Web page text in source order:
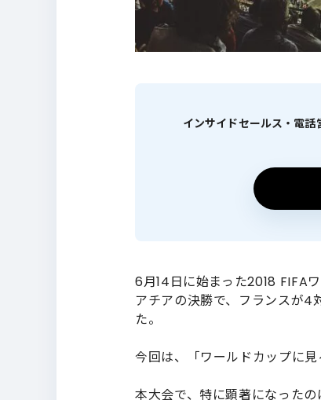
インサイドセールス・電
6月14日に始まった2018 FIFA
アチアの決勝で、フランスが4
た。
今回は、「ワールドカップに
本大会で、特に顕著になったの